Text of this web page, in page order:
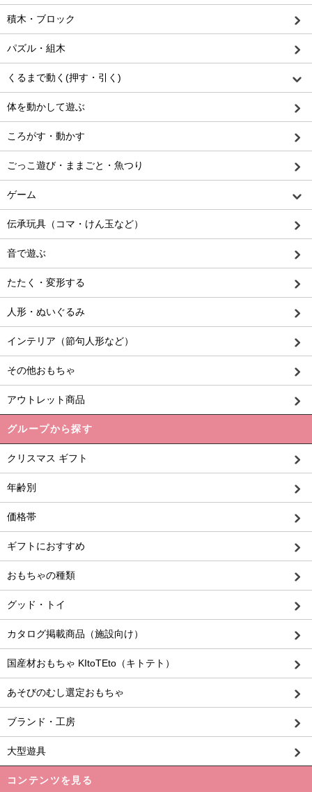
積木・ブロック
パズル・組木
くるまで動く(押す・引く)
体を動かして遊ぶ
ころがす・動かす
ごっこ遊び・ままごと・魚つり
ゲーム
伝承玩具（コマ・けん玉など）
音で遊ぶ
たたく・変形する
人形・ぬいぐるみ
インテリア（節句人形など）
その他おもちゃ
アウトレット商品
グループから探す
クリスマス ギフト
年齢別
価格帯
ギフトにおすすめ
おもちゃの種類
グッド・トイ
カタログ掲載商品（施設向け）
国産材おもちゃ KItoTEto（キトテト）
あそびのむし選定おもちゃ
ブランド・工房
大型遊具
コンテンツを見る